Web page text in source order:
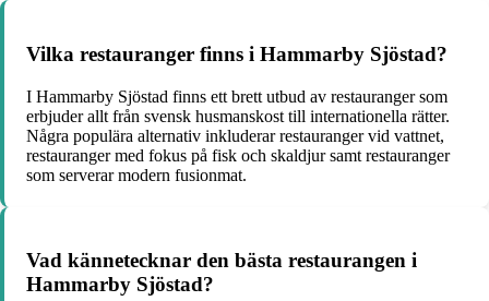
Vilka restauranger finns i Hammarby Sjöstad?
I Hammarby Sjöstad finns ett brett utbud av restauranger som
erbjuder allt från svensk husmanskost till internationella rätter.
Några populära alternativ inkluderar restauranger vid vattnet,
restauranger med fokus på fisk och skaldjur samt restauranger
som serverar modern fusionmat.
Vad kännetecknar den bästa restaurangen i
Hammarby Sjöstad?